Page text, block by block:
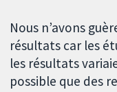
Nous n’avons
résultats car les
les résultats
possible que des